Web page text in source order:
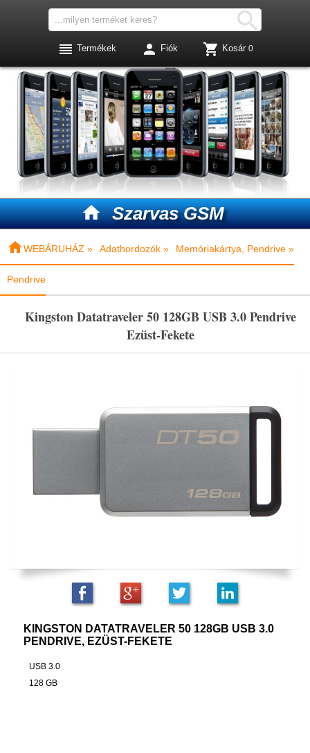
 Szarvas GSM

 Termékek  Fiók  Kosár 0
WEBÁRUHÁZ » Adathordozók » Memóriakártya, Pendrive »
Pendrive
Kingston Datatraveler 50 128GB USB 3.0 Pendrive
Ezüst-Fekete
KINGSTON DATATRAVELER 50 128GB USB 3.0
PENDRIVE, EZÜST-FEKETE
USB 3.0
128 GB